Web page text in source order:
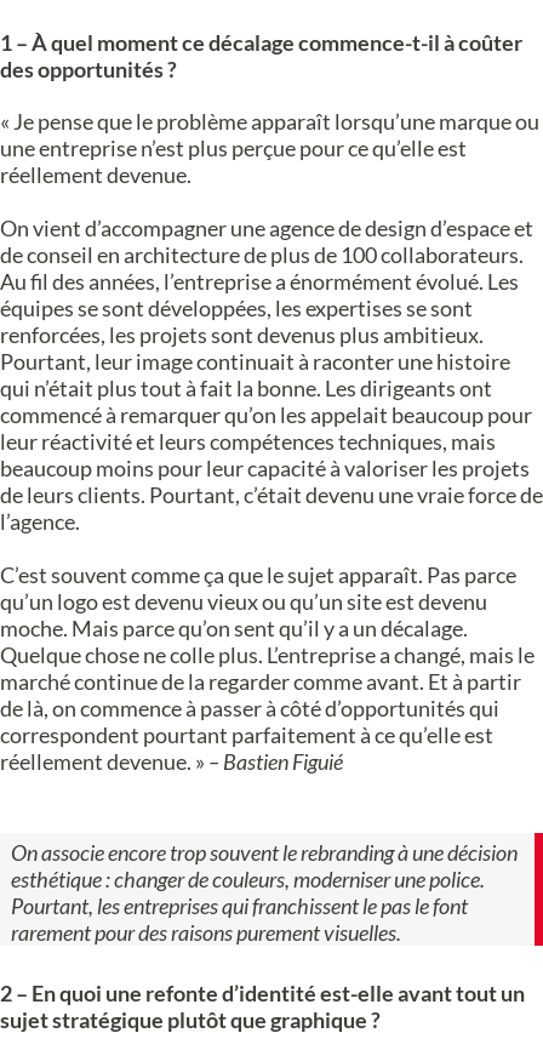
1 – À quel moment ce décalage commence-t-il à coûter
des opportunités ?
« Je pense que le problème apparaît lorsqu’une marque ou
une entreprise n’est plus perçue pour ce qu’elle est
réellement devenue.
On vient d’accompagner une agence de design d’espace et
de conseil en architecture de plus de 100 collaborateurs.
Au fil des années, l’entreprise a énormément évolué. Les
équipes se sont développées, les expertises se sont
renforcées, les projets sont devenus plus ambitieux.
Pourtant, leur image continuait à raconter une histoire
qui n’était plus tout à fait la bonne. Les dirigeants ont
commencé à remarquer qu’on les appelait beaucoup pour
leur réactivité et leurs compétences techniques, mais
beaucoup moins pour leur capacité à valoriser les projets
de leurs clients. Pourtant, c’était devenu une vraie force de
l’agence.
C’est souvent comme ça que le sujet apparaît. Pas parce
qu’un logo est devenu vieux ou qu’un site est devenu
moche. Mais parce qu’on sent qu’il y a un décalage.
Quelque chose ne colle plus. L’entreprise a changé, mais le
marché continue de la regarder comme avant. Et à partir
de là, on commence à passer à côté d’opportunités qui
correspondent pourtant parfaitement à ce qu’elle est
réellement devenue. » – Bastien Figuié
On associe encore trop souvent le rebranding à une décision
esthétique : changer de couleurs, moderniser une police.
Pourtant, les entreprises qui franchissent le pas le font
rarement pour des raisons purement visuelles.
2 – En quoi une refonte d’identité est-elle avant tout un
sujet stratégique plutôt que graphique ?